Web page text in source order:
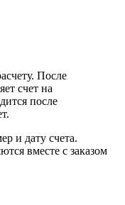
После
счет на
после
и дату счета.
вместе с заказом